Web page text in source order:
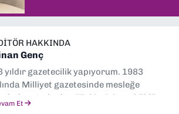
HAKKINDA
Genç
yıldır gazetecilik yapıyorum. 1983
Milliyet gazetesinde mesleğe
Ardından Türkiye’nin en köklü
Et